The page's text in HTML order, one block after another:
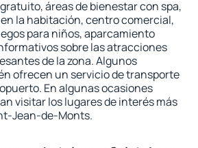
áreas de bienestar con spa,
la habitación, centro comercial,
para niños, aparcamiento
sobre las atracciones
de la zona. Algunos
ofrecen un servicio de transporte
En algunas ocasiones
visitar los lugares de interés más
Jean-de-Monts.